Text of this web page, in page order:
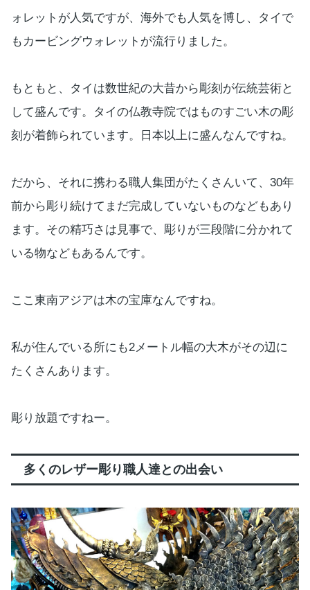
ォレットが人気ですが、海外でも人気を博し、タイで
もカービングウォレットが流行りました。
もともと、タイは数世紀の大昔から彫刻が伝統芸術と
して盛んです。タイの仏教寺院ではものすごい木の彫
刻が着飾られています。日本以上に盛んなんですね。
だから、それに携わる職人集団がたくさんいて、30年
前から彫り続けてまだ完成していないものなどもあり
ます。その精巧さは見事で、彫りが三段階に分かれて
いる物などもあるんです。
ここ東南アジアは木の宝庫なんですね。
私が住んでいる所にも2メートル幅の大木がその辺に
たくさんあります。
彫り放題ですねー。
多くのレザー彫り職人達との出会い